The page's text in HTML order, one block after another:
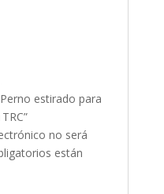
estirado para
no será
están